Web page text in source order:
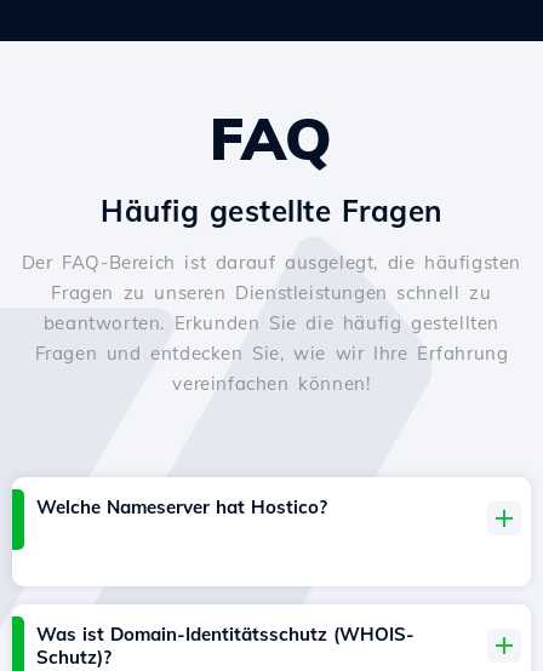
FAQ
Häufig gestellte Fragen
Der FAQ-Bereich ist darauf ausgelegt, die häufigsten
Fragen zu unseren Dienstleistungen schnell zu
beantworten. Erkunden Sie die häufig gestellten
Fragen und entdecken Sie, wie wir Ihre Erfahrung
vereinfachen können!
Welche Nameserver hat Hostico?
Was ist Domain-Identitätsschutz (WHOIS-
Schutz)?